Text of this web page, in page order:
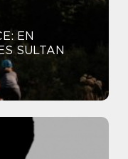
EN
SULTAN